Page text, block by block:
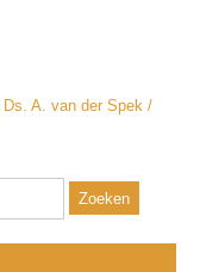
Ds. A. van der Spek /